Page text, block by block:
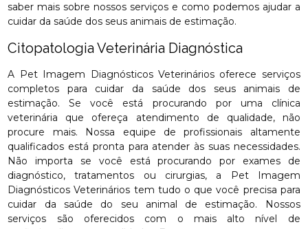
saber mais sobre nossos serviços e como podemos ajudar a
cuidar da saúde dos seus animais de estimação.
Citopatologia Veterinária Diagnóstica
A Pet Imagem Diagnósticos Veterinários oferece serviços
completos para cuidar da saúde dos seus animais de
estimação. Se você está procurando por uma clínica
veterinária que ofereça atendimento de qualidade, não
procure mais. Nossa equipe de profissionais altamente
qualificados está pronta para atender às suas necessidades.
Não importa se você está procurando por exames de
diagnóstico, tratamentos ou cirurgias, a Pet Imagem
Diagnósticos Veterinários tem tudo o que você precisa para
cuidar da saúde do seu animal de estimação. Nossos
serviços são oferecidos com o mais alto nível de